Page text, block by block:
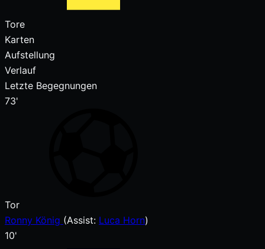
Tore
Karten
Aufstellung
Verlauf
Letzte Begegnungen
73'
Tor
Ronny König (Assist: Luca Horn)
10'